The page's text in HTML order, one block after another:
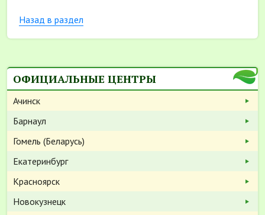
Назад в раздел
ОФИЦИАЛЬНЫЕ ЦЕНТРЫ
Ачинск
Барнаул
Гомель (Беларусь)
Екатеринбург
Красноярск
Новокузнецк